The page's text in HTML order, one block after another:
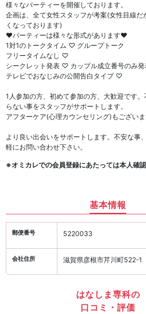
様々なパーティーを開催しております。
企画は、全て女性スタッフが考案(女性目線だ
くなっております)
❤︎パーティーは様々な形式があります❤︎
1対1のトークタイム ♡ グループトーク
フリータイムなし ♡
シークレット発表 ♡ カップル成立番号のみ発
テレビでおなじみの公開告白タイプ ♡
1人参加の方、初めて参加の方、大歓迎です
らない事をスタッフがサポートします。
アフターケア(心理カウンセリング)もございま
より良い出会いをサポートします。不安な事
軽にお問い合わせ下さい。
※オミカレでの会員登録にあたっては本人確認
基本情報
郵便番号 5220033
会社住所 滋賀県彦根市芹川町522-1
はなしま専科の
口コミ・評価